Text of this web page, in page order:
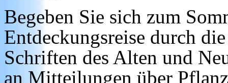
Begeben Sie sich zum
Entdeckungsreise durch
Schriften des Alten und
an Mitteilungen über